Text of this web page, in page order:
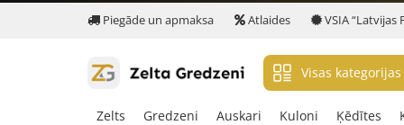
Piegāde un apmaksa Atlaides VSIA
Visas kategorijas
Zelts Gredzeni Auskari Kuloni Ķēdītes